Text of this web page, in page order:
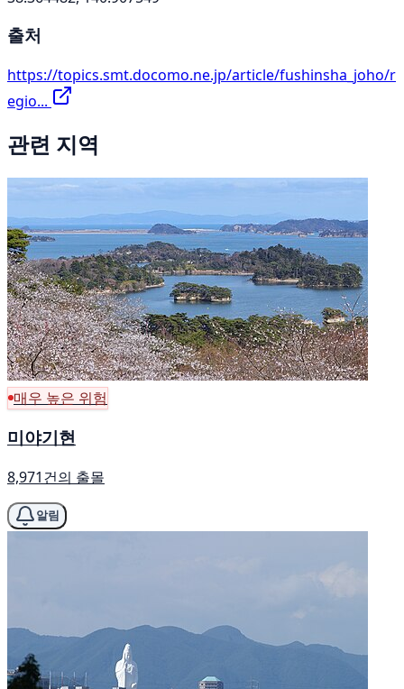
출처
https://topics.smt.docomo.ne.jp/article/fushinsha_joho/r
egio...
관련 지역
매우 높은 위험
미야기현
8,971건의 출몰
알림